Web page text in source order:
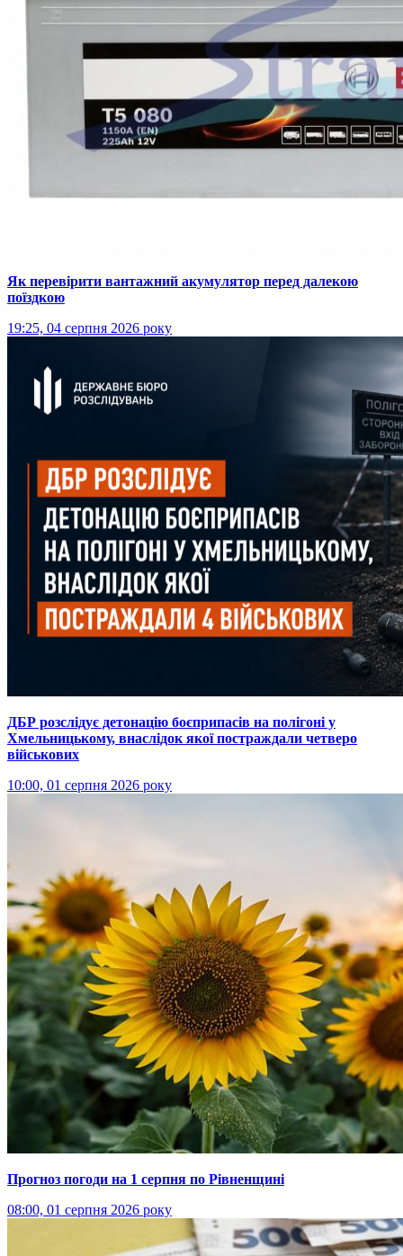
Як перевірити вантажний акумулятор перед далекою
поїздкою
19:25, 04 серпня 2026 року
ДБР розслідує детонацію боєприпасів на полігоні у
Хмельницькому, внаслідок якої постраждали четверо
військових
10:00, 01 серпня 2026 року
Прогноз погоди на 1 серпня по Рівненщині
08:00, 01 серпня 2026 року